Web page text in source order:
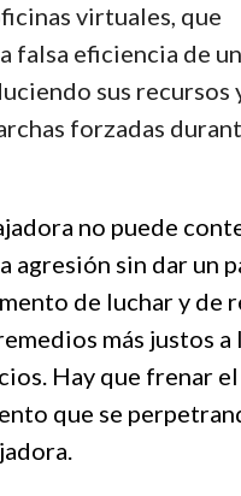
virtuales, que
falsa eficiencia de
sus recursos
forzadas
no puede
agresión sin dar un
de luchar y de
más justos a
Hay que frenar el
que se